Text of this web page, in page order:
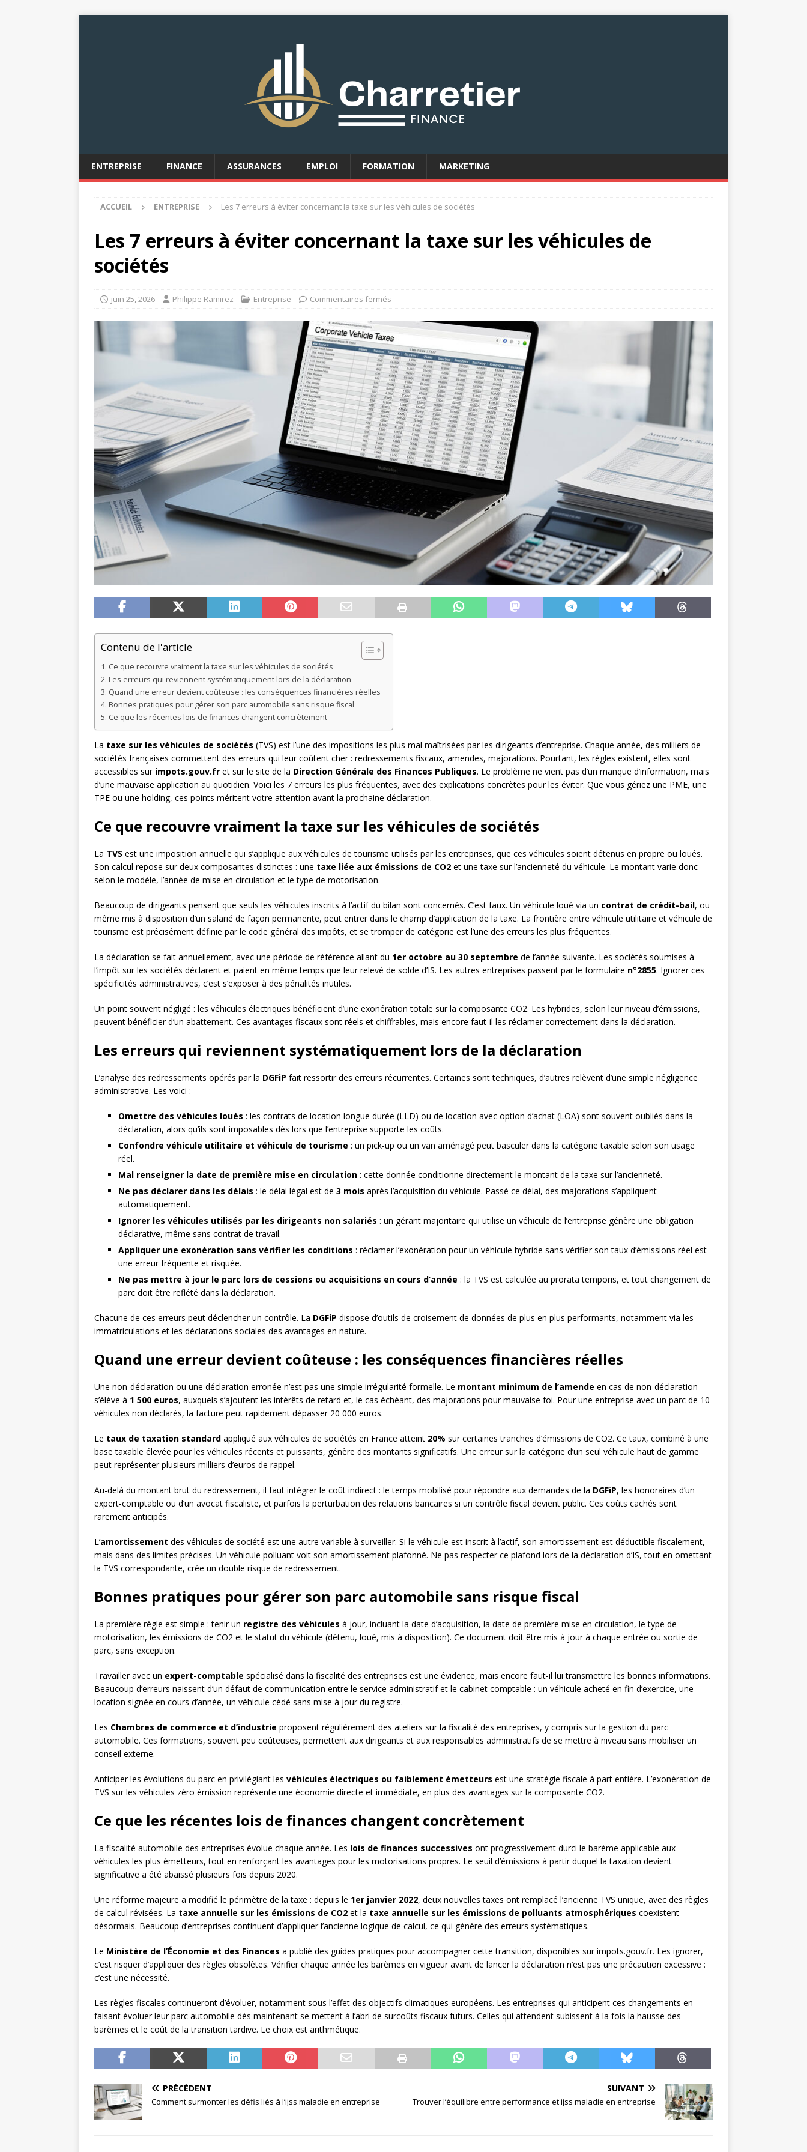
ENTREPRISE FINANCE ASSURANCES EMPLOI FORMATION MARKETING
ACCUEIL ENTREPRISE Les 7 erreurs à éviter concernant la taxe sur les véhicules de sociétés
Les 7 erreurs à éviter concernant la taxe sur les véhicules de
sociétés
juin 25, 2026 Philippe Ramirez Entreprise Commentaires fermés
Contenu de l'article
Ce que recouvre vraiment la taxe sur les véhicules de sociétés
Les erreurs qui reviennent systématiquement lors de la déclaration
Quand une erreur devient coûteuse : les conséquences financières réelles
Bonnes pratiques pour gérer son parc automobile sans risque fiscal
Ce que les récentes lois de finances changent concrètement
La taxe sur les véhicules de sociétés (TVS) est l’une des impositions les plus mal maîtrisées par les dirigeants d’entreprise. Chaque année, des milliers de
sociétés françaises commettent des erreurs qui leur coûtent cher : redressements fiscaux, amendes, majorations. Pourtant, les règles existent, elles sont
accessibles sur impots.gouv.fr et sur le site de la Direction Générale des Finances Publiques. Le problème ne vient pas d’un manque d’information, mais
d’une mauvaise application au quotidien. Voici les 7 erreurs les plus fréquentes, avec des explications concrètes pour les éviter. Que vous gériez une PME, une
TPE ou une holding, ces points méritent votre attention avant la prochaine déclaration.
Ce que recouvre vraiment la taxe sur les véhicules de sociétés
La TVS est une imposition annuelle qui s’applique aux véhicules de tourisme utilisés par les entreprises, que ces véhicules soient détenus en propre ou loués.
Son calcul repose sur deux composantes distinctes : une taxe liée aux émissions de CO2 et une taxe sur l’ancienneté du véhicule. Le montant varie donc
selon le modèle, l’année de mise en circulation et le type de motorisation.
Beaucoup de dirigeants pensent que seuls les véhicules inscrits à l’actif du bilan sont concernés. C’est faux. Un véhicule loué via un contrat de crédit-bail, ou
même mis à disposition d’un salarié de façon permanente, peut entrer dans le champ d’application de la taxe. La frontière entre véhicule utilitaire et véhicule de
tourisme est précisément définie par le code général des impôts, et se tromper de catégorie est l’une des erreurs les plus fréquentes.
La déclaration se fait annuellement, avec une période de référence allant du 1er octobre au 30 septembre de l’année suivante. Les sociétés soumises à
l’impôt sur les sociétés déclarent et paient en même temps que leur relevé de solde d’IS. Les autres entreprises passent par le formulaire n°2855. Ignorer ces
spécificités administratives, c’est s’exposer à des pénalités inutiles.
Un point souvent négligé : les véhicules électriques bénéficient d’une exonération totale sur la composante CO2. Les hybrides, selon leur niveau d’émissions,
peuvent bénéficier d’un abattement. Ces avantages fiscaux sont réels et chiffrables, mais encore faut-il les réclamer correctement dans la déclaration.
Les erreurs qui reviennent systématiquement lors de la déclaration
L’analyse des redressements opérés par la DGFiP fait ressortir des erreurs récurrentes. Certaines sont techniques, d’autres relèvent d’une simple négligence
administrative. Les voici :
Omettre des véhicules loués : les contrats de location longue durée (LLD) ou de location avec option d’achat (LOA) sont souvent oubliés dans la
déclaration, alors qu’ils sont imposables dès lors que l’entreprise supporte les coûts.
Confondre véhicule utilitaire et véhicule de tourisme : un pick-up ou un van aménagé peut basculer dans la catégorie taxable selon son usage
réel.
Mal renseigner la date de première mise en circulation : cette donnée conditionne directement le montant de la taxe sur l’ancienneté.
Ne pas déclarer dans les délais : le délai légal est de 3 mois après l’acquisition du véhicule. Passé ce délai, des majorations s’appliquent
automatiquement.
Ignorer les véhicules utilisés par les dirigeants non salariés : un gérant majoritaire qui utilise un véhicule de l’entreprise génère une obligation
déclarative, même sans contrat de travail.
Appliquer une exonération sans vérifier les conditions : réclamer l’exonération pour un véhicule hybride sans vérifier son taux d’émissions réel est
une erreur fréquente et risquée.
Ne pas mettre à jour le parc lors de cessions ou acquisitions en cours d’année : la TVS est calculée au prorata temporis, et tout changement de
parc doit être reflété dans la déclaration.
Chacune de ces erreurs peut déclencher un contrôle. La DGFiP dispose d’outils de croisement de données de plus en plus performants, notamment via les
immatriculations et les déclarations sociales des avantages en nature.
Quand une erreur devient coûteuse : les conséquences financières réelles
Une non-déclaration ou une déclaration erronée n’est pas une simple irrégularité formelle. Le montant minimum de l’amende en cas de non-déclaration
s’élève à 1 500 euros, auxquels s’ajoutent les intérêts de retard et, le cas échéant, des majorations pour mauvaise foi. Pour une entreprise avec un parc de 10
véhicules non déclarés, la facture peut rapidement dépasser 20 000 euros.
Le taux de taxation standard appliqué aux véhicules de sociétés en France atteint 20% sur certaines tranches d’émissions de CO2. Ce taux, combiné à une
base taxable élevée pour les véhicules récents et puissants, génère des montants significatifs. Une erreur sur la catégorie d’un seul véhicule haut de gamme
peut représenter plusieurs milliers d’euros de rappel.
Au-delà du montant brut du redressement, il faut intégrer le coût indirect : le temps mobilisé pour répondre aux demandes de la DGFiP, les honoraires d’un
expert-comptable ou d’un avocat fiscaliste, et parfois la perturbation des relations bancaires si un contrôle fiscal devient public. Ces coûts cachés sont
rarement anticipés.
L’amortissement des véhicules de société est une autre variable à surveiller. Si le véhicule est inscrit à l’actif, son amortissement est déductible fiscalement,
mais dans des limites précises. Un véhicule polluant voit son amortissement plafonné. Ne pas respecter ce plafond lors de la déclaration d’IS, tout en omettant
la TVS correspondante, crée un double risque de redressement.
Bonnes pratiques pour gérer son parc automobile sans risque fiscal
La première règle est simple : tenir un registre des véhicules à jour, incluant la date d’acquisition, la date de première mise en circulation, le type de
motorisation, les émissions de CO2 et le statut du véhicule (détenu, loué, mis à disposition). Ce document doit être mis à jour à chaque entrée ou sortie de
parc, sans exception.
Travailler avec un expert-comptable spécialisé dans la fiscalité des entreprises est une évidence, mais encore faut-il lui transmettre les bonnes informations.
Beaucoup d’erreurs naissent d’un défaut de communication entre le service administratif et le cabinet comptable : un véhicule acheté en fin d’exercice, une
location signée en cours d’année, un véhicule cédé sans mise à jour du registre.
Les Chambres de commerce et d’industrie proposent régulièrement des ateliers sur la fiscalité des entreprises, y compris sur la gestion du parc
automobile. Ces formations, souvent peu coûteuses, permettent aux dirigeants et aux responsables administratifs de se mettre à niveau sans mobiliser un
conseil externe.
Anticiper les évolutions du parc en privilégiant les véhicules électriques ou faiblement émetteurs est une stratégie fiscale à part entière. L’exonération de
TVS sur les véhicules zéro émission représente une économie directe et immédiate, en plus des avantages sur la composante CO2.
Ce que les récentes lois de finances changent concrètement
La fiscalité automobile des entreprises évolue chaque année. Les lois de finances successives ont progressivement durci le barème applicable aux
véhicules les plus émetteurs, tout en renforçant les avantages pour les motorisations propres. Le seuil d’émissions à partir duquel la taxation devient
significative a été abaissé plusieurs fois depuis 2020.
Une réforme majeure a modifié le périmètre de la taxe : depuis le 1er janvier 2022, deux nouvelles taxes ont remplacé l’ancienne TVS unique, avec des règles
de calcul révisées. La taxe annuelle sur les émissions de CO2 et la taxe annuelle sur les émissions de polluants atmosphériques coexistent
désormais. Beaucoup d’entreprises continuent d’appliquer l’ancienne logique de calcul, ce qui génère des erreurs systématiques.
Le Ministère de l’Économie et des Finances a publié des guides pratiques pour accompagner cette transition, disponibles sur impots.gouv.fr. Les ignorer,
c’est risquer d’appliquer des règles obsolètes. Vérifier chaque année les barèmes en vigueur avant de lancer la déclaration n’est pas une précaution excessive :
c’est une nécessité.
Les règles fiscales continueront d’évoluer, notamment sous l’effet des objectifs climatiques européens. Les entreprises qui anticipent ces changements en
faisant évoluer leur parc automobile dès maintenant se mettent à l’abri de surcoûts fiscaux futurs. Celles qui attendent subissent à la fois la hausse des
barèmes et le coût de la transition tardive. Le choix est arithmétique.
PRÉCÉDENT
Comment surmonter les défis liés à l’ijss maladie en entreprise
SUIVANT
Trouver l’équilibre entre performance et ijss maladie en entreprise